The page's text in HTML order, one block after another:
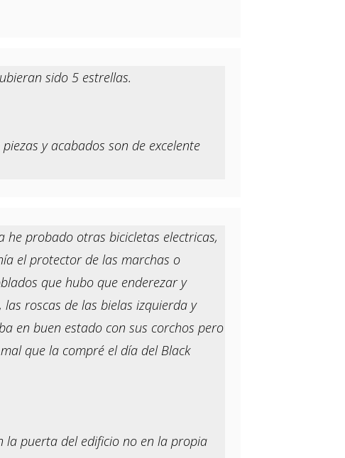
sido 5 estrellas.
y acabados son de excelente
he probado otras bicicletas electricas,
el protector de las marchas o
que hubo que enderezar y
roscas de las bielas izquierda y
en buen estado con sus corchos pero
que la compré el día del Black
la puerta del edificio no en la propia